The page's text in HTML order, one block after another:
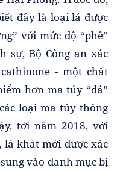
đây là loại lá được
với mức độ “phê”
sự, Bộ Công an xác
- một chất
hơn ma túy “đá”
loại ma túy thông
tới năm 2018, với
lá khát mới được xác
vào danh mục bị